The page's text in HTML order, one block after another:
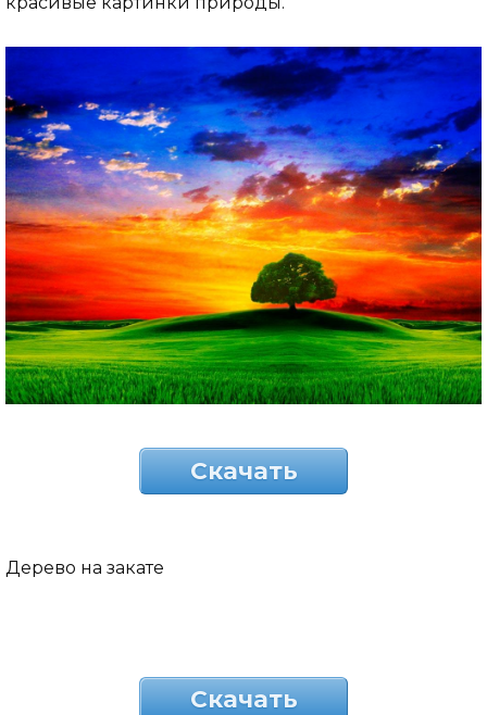
Скачать
Дерево на закате
Скачать